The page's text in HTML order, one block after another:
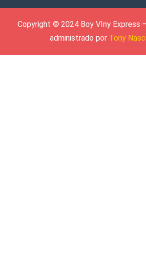
Copyright © 2024 Boy VIny Express
administrado por Tony